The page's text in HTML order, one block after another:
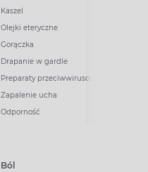
Kaszel
Olejki eteryczne
Gorączka
Drapanie w gardle
Preparaty przeciwwirusowe
Zapalenie ucha
Odporność
Ból